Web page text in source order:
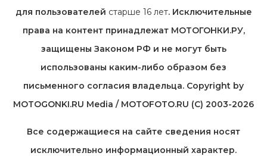
для пользователей старше 16 лет. Исключительные
права на контент принадлежат МОТОГОНКИ.РУ,
защищены Законом РФ и не могут быть
использованы каким-либо образом без
письменного согласия владельца. Copyright by
MOTOGONKI.RU Media / MOTOFOTO.RU (C) 2003-2026
Все содержащиеся на cайте сведения носят
исключительно информационный характер.